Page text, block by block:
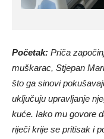
Početak: Priča
muškarac, Stjepan
što ga sinovi
uključuju upravljanje
kuće. Iako mu govore
riječi krije se pritisak i